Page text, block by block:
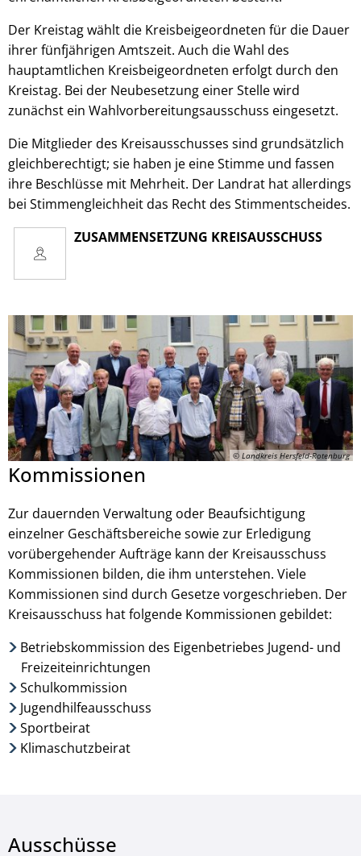
Der Kreistag wählt die Kreisbeigeordneten für die Dauer
ihrer fünfjährigen Amtszeit. Auch die Wahl des
hauptamtlichen Kreisbeigeordneten erfolgt durch den
Kreistag. Bei der Neubesetzung einer Stelle wird
zunächst ein Wahlvorbereitungsausschuss eingesetzt.
Die Mitglieder des Kreisausschusses sind grundsätzlich
gleichberechtigt; sie haben je eine Stimme und fassen
ihre Beschlüsse mit Mehrheit. Der Landrat hat allerdings
bei Stimmengleichheit das Recht des Stimmentscheides.
ZUSAMMENSETZUNG KREISAUSSCHUSS
© Landkreis Hersfeld-Rotenburg
Kommissionen
Zur dauernden Verwaltung oder Beaufsichtigung
einzelner Geschäftsbereiche sowie zur Erledigung
vorübergehender Aufträge kann der Kreisausschuss
Kommissionen bilden, die ihm unterstehen. Viele
Kommissionen sind durch Gesetze vorgeschrieben. Der
Kreisausschuss hat folgende Kommissionen gebildet:
Betriebskommission des Eigenbetriebes Jugend- und
Freizeiteinrichtungen
Schulkommission
Jugendhilfeausschuss
Sportbeirat
Klimaschutzbeirat
Ausschüsse